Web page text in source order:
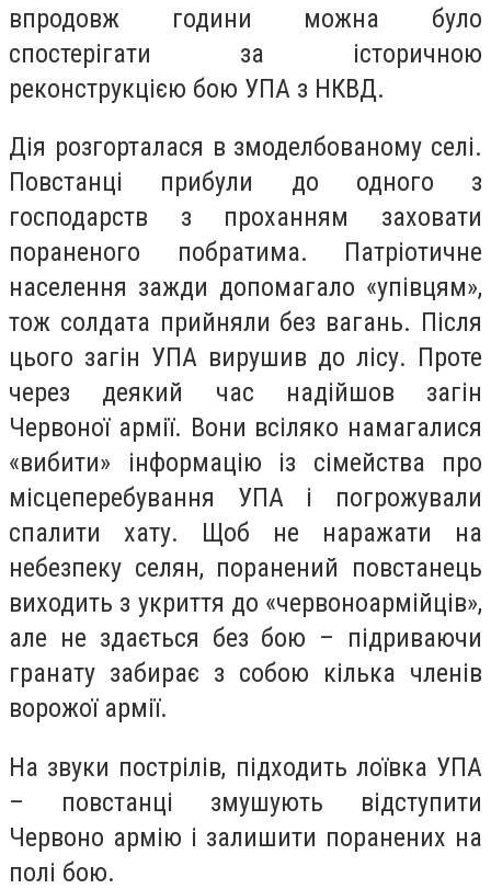
впродовж години можна було
спостерігати за історичною
реконструкцією бою УПА з НКВД.
Дія розгорталася в змоделбованому селі.
Повстанці прибули до одного з
господарств з проханням заховати
пораненого побратима. Патріотичне
населення зажди допомагало «упівцям»,
тож солдата прийняли без вагань. Після
цього загін УПА вирушив до лісу. Проте
через деякий час надійшов загін
Червоної армії. Вони всіляко намагалися
«вибити» інформацію із сімейства про
місцеперебування УПА і погрожували
спалити хату. Щоб не наражати на
небезпеку селян, поранений повстанець
виходить з укриття до «червоноармійців»,
але не здається без бою – підриваючи
гранату забирає з собою кілька членів
ворожої армії.
На звуки пострілів, підходить лоївка УПА
– повстанці змушують відступити
Червоно армію і залишити поранених на
полі бою.